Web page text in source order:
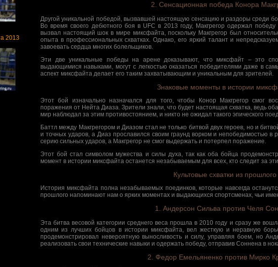
2013
2. Сенсационная победа Конора
Другой уникальной победой, вызвавшей настоящую сенсацию и раздоры среди
Во время своего дебютного боя в UFC в 2013 году, Макгрегор одержал
вызвал настоящий шок в мире миксфайта, поскольку Макгрегор был
опыта в профессиональных схватках. Однако, его яркий талант и
завоевать сердца многих болельщиков.
Эти две уникальные победы на арене доказывают, что миксфайт – это
выдающимися навыками, могут с легкостью оказаться победителями даже в
аспект миксфайта делает его таким захватывающим и уникальным для зрителей.
Знаковые моменты в истории
Этот бой изначально назначался для того, чтобы Конор Макгрегор смог
поражения от Нейта Диаза. Зрители знали, что будет настоящая схватка, ведь
мир наблюдал за этим противостоянием, и никто не ожидал такого эпического
Баттл между Макгрегором и Диазом стал не только битвой двух героев, но и
и точных ударов, а Диаз прославился своим граунд ворком и непобедимостью в
серию сильных ударов, а Макгрегор не смог выдержать и потерпел поражение.
Этот бой стал символом мужества и силы духа, так как оба бойца
момент в истории миксфайта останется незабываемым для всех, кто следит за
Культовые схватки из прошлого
История миксфайта полна незабываемых поединков, которые навсегда
прошлого напоминают нам о ярких моментах и выдающихся спортсменах, чьи
1. Андерсон Сильва против Челя
Эта битва весовой категории среднего веса прошла в 2010 году и сразу же
одним из лучших бойцов в истории миксфайта, вел жесткую и неравную
продемонстрировал невероятную выносливость и силу, управляя боем, но
реализовать свои технические навыки и одержать победу, отправив Соннена в
2. Федор Емельяненко против Мирко